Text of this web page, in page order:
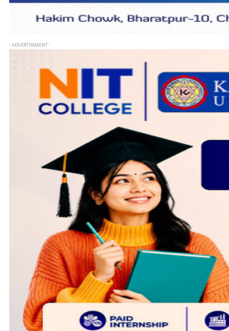
- ADVERTISEMENT -